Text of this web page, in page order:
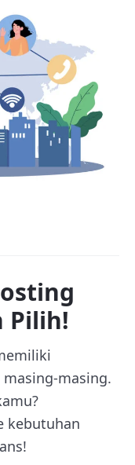
Pilih!
masing.
kebutuhan